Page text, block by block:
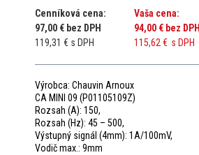
Cenníková cena:
97,00 € bez DPH
119,31 € s DPH
Vaša cena:
94,00 € bez DPH
115,62 € s DPH
Výrobca: Chauvin Arnoux
CA MINI 09 (P01105109Z)
Rozsah (A): 150,
Rozsah (Hz): 45 – 500,
Výstupný signál (4mm): 1A/100mV,
Vodič max.: 9mm